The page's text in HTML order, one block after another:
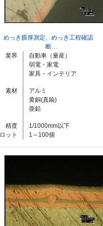
めっき膜厚測定、めっき工程確認
断…
業界
自動車（量産）
弱電・家電
家具・インテリア
素材
アルミ
黄銅(真鍮)
亜鉛
精度
1/1000mm以下
ロット
1～100個